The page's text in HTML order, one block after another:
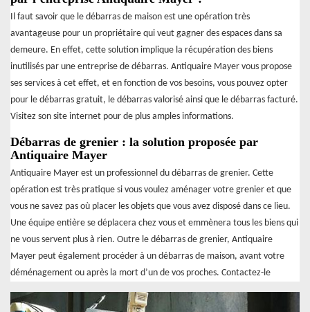
Il faut savoir que le débarras de maison est une opération très
avantageuse pour un propriétaire qui veut gagner des espaces dans sa
demeure. En effet, cette solution implique la récupération des biens
inutilisés par une entreprise de débarras. Antiquaire Mayer vous propose
ses services à cet effet, et en fonction de vos besoins, vous pouvez opter
pour le débarras gratuit, le débarras valorisé ainsi que le débarras facturé.
Visitez son site internet pour de plus amples informations.
Débarras de grenier : la solution proposée par
Antiquaire Mayer
Antiquaire Mayer est un professionnel du débarras de grenier. Cette
opération est très pratique si vous voulez aménager votre grenier et que
vous ne savez pas où placer les objets que vous avez disposé dans ce lieu.
Une équipe entière se déplacera chez vous et emmènera tous les biens qui
ne vous servent plus à rien. Outre le débarras de grenier, Antiquaire
Mayer peut également procéder à un débarras de maison, avant votre
déménagement ou après la mort d’un de vos proches. Contactez-le